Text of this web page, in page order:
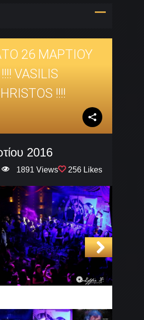
26 ΜΑΡΤΙΟΥ
VASILIS
!!!!
2016
256 Likes
1891 Views
Next